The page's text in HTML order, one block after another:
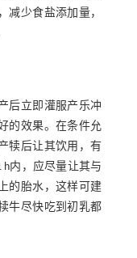
减少食盐添加量，
后立即灌服产乐冲
的效果。在条件允
犊后让其饮用，有
内，应尽量让其与
的胎水，这样可建
牛尽快吃到初乳都